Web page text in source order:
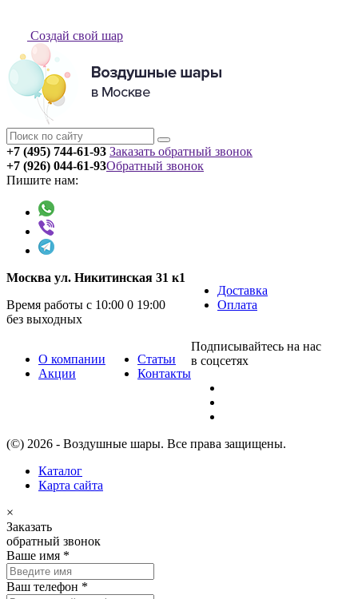
Создай свой шар
+7 (495) 744-61-93 Заказать обратный звонок
+7 (926) 044-61-93
Пишите нам:
Обратный звонок
Москва ул. Никитинская 31 к1
Время работы с 10:00 0 19:00
без выходных
Доставка
Оплата
О компании
Акции
Статьи
Контакты
Подписывайтесь на нас
в соцсетях
(©) 2026 - Воздушные шары. Все права защищены.
Каталог
Карта сайта
×
Заказать
обратный звонок
Ваше имя *
Ваш телефон *